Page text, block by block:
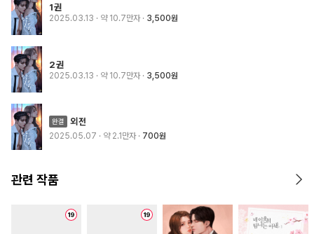
1권
2025.03.13 · 약 10.7만자 3,500원
2권
2025.03.13 · 약 10.7만자 3,500원
외전
2025.05.07 · 약 2.1만자 700원
관련 작품